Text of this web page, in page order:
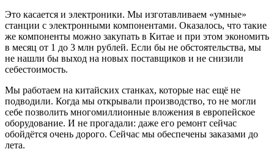
Это касается и электроники. Мы изготавливаем «умные»
станции с электронными компонентами. Оказалось, что такие
же компоненты можно закупать в Китае и при этом экономить
в месяц от 1 до 3 млн рублей. Если бы не обстоятельства, мы
не нашли бы выход на новых поставщиков и не снизили
себестоимость.
Мы работаем на китайских станках, которые нас ещё не
подводили. Когда мы открывали производство, то не могли
себе позволить многомиллионные вложения в европейское
оборудование. И не прогадали: даже его ремонт сейчас
обойдётся очень дорого. Сейчас мы обеспечены заказами до
лета.